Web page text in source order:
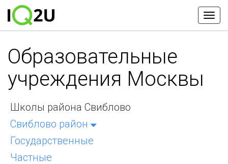
Образовательные
учреждения Москвы
Школы района Свиблово
Свиблово район
Государственные
Частные